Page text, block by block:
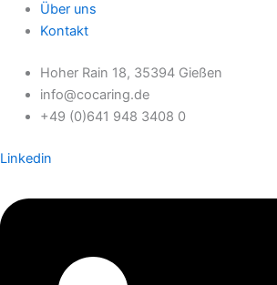
Über uns
Kontakt
Hoher Rain 18, 35394 Gießen
info@cocaring.de
+49 (0)641 948 3408 0
Linkedin